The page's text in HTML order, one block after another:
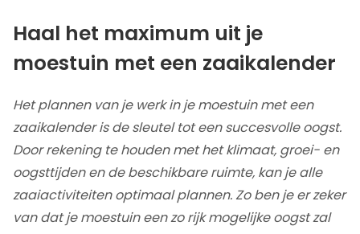
Haal het maximum uit je
moestuin met een zaaikalender
Het plannen van je werk in je moestuin met een
zaaikalender is de sleutel tot een succesvolle oogst.
Door rekening te houden met het klimaat, groei- en
oogsttijden en de beschikbare ruimte, kan je alle
zaaiactiviteiten optimaal plannen. Zo ben je er zeker
van dat je moestuin een zo rijk mogelijke oogst zal